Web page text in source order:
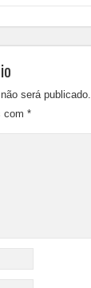
será publicado.
com*